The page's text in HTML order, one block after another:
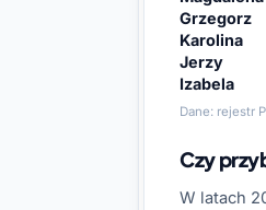
Grzegorz
Karolina
Jerzy
Izabela
Dane: rejestr
Czy
W latach